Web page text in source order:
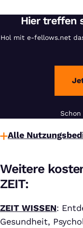
Hier treffen
Hol mit e-fellows.net
Alle
Weitere
ZEIT:
ZEIT WISSEN:
Gesundheit,